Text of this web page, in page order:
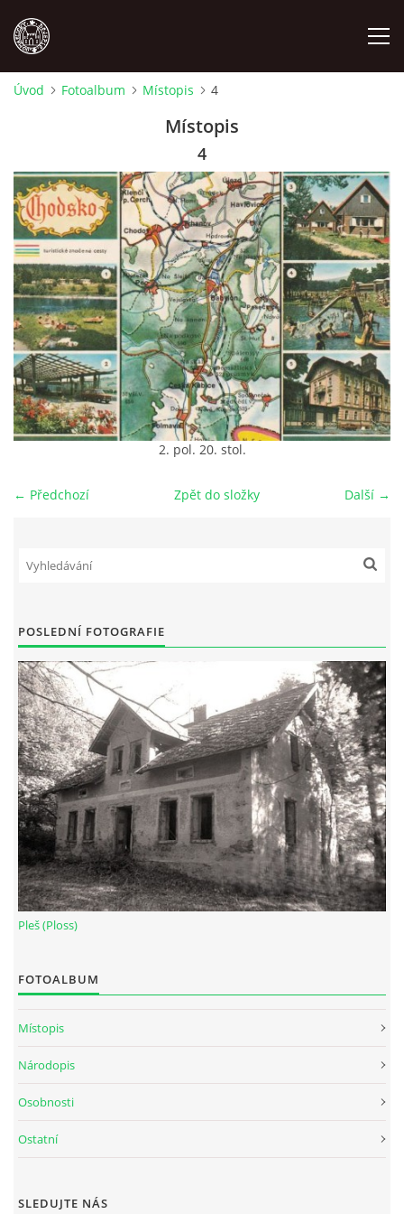
OSOBNOSTI
OSTATNÍ
ODKAZY
O NÁS
DŮL NA SLÍDU (NA KOLE)
Tento projekt je realizován za finanční podpory
města Domažlice.
© 2026 eStránky.cz |Aktualizováno: 17. 7. 2026|Nahoru ↑
Úvod Fotoalbum Místopis 4
Místopis
4
2. pol. 20. stol.
← Předchozí Další →
Zpět do složky
POSLEDNÍ FOTOGRAFIE
Pleš (Ploss)
FOTOALBUM
Místopis
Národopis
Osobnosti
Ostatní
SLEDUJTE NÁS